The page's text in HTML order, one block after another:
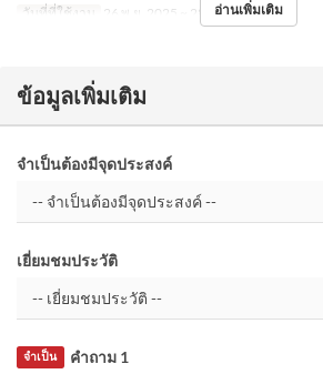
วันที่ที่ใช้งาน 26 พ.ย. 2025 ~ 28 พ.ย. 2025
อ่านเพิ่มเติม
ข้อมูลเพิ่มเติม
จำเป็นต้องมีจุดประสงค์
เยี่ยมชมประวัติ
คำถาม 1
จำเป็น